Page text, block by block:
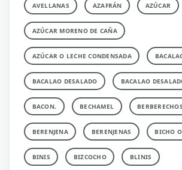
AVELLANAS AZAFRÁN AZÚCAR
AZÚCAR MORENO DE CAÑA
AZÚCAR O LECHE CONDENSADA
BACALAO DESALADO BACALAO
BACON. BECHAMEL BERBERECHOS
BERENJENA BERENJENAS BICHO
BINIS BIZCOCHO BLINIS